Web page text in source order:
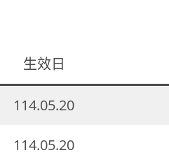
生效日
114.05.20
114.05.20